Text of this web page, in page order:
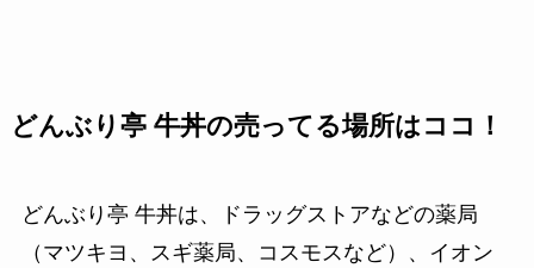
どんぶり亭 牛丼の売ってる場所はココ！
どんぶり亭 牛丼は、ドラッグストアなどの薬局
（マツキヨ、スギ薬局、コスモスなど）、イオン